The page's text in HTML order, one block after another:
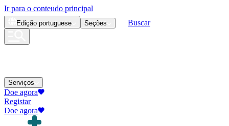
Ir para o conteudo principal
Edição portuguese Seções Buscar
Serviços
Doe agora
Registar
Doe agora